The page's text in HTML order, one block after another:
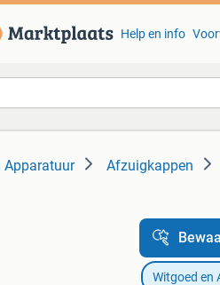
Help en info
Apparatuur Afzuigkappen
Witgoed en